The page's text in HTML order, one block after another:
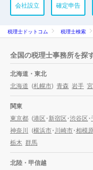
会社設立 確定申告
税理士ドットコム 税理士検索
全国の税理士事務所を探
北海道・東北
北海道 (札幌市) 青森 岩手
関東
東京都 (港区・新宿区・渋谷区・
神奈川
(横浜市・ 川崎市・相模
栃木 群馬
北陸・甲信越